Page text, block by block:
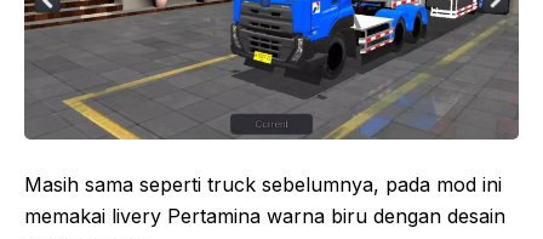
Masih sama seperti truck sebelumnya, pada mod ini
memakai livery Pertamina warna biru dengan desain